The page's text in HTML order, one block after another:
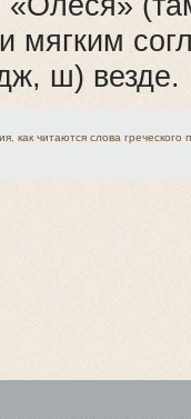
мягким
ш) везде.
как читаются слова греческого